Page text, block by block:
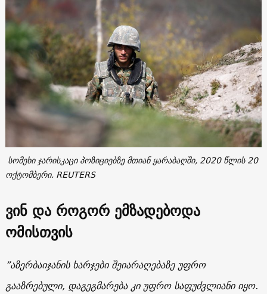
სომეხი ჯარისკაცი პოზიციებზე მთიან ყარაბაღში, 2020 წლის 20
ოქტომბერი. REUTERS
ვინ და როგორ ემზადებოდა
ომისთვის
”აზერბაიჯანის ხარჯები შეიარაღებაზეუფრო
გააზრებული, დაგეგმარება კი უფრო საფუძვლიანი იყო.